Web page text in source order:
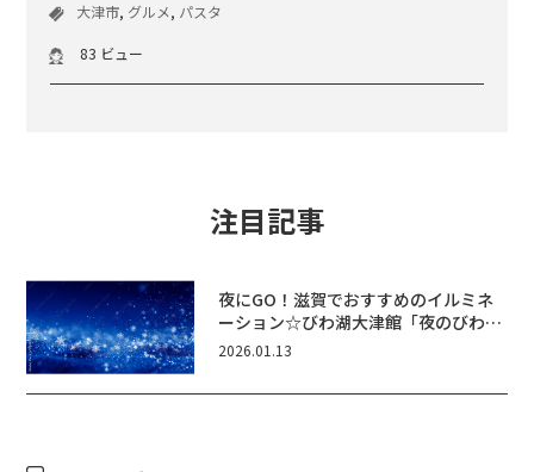
大津市, グルメ, パスタ
83 ビュー
注目記事
夜にGO！滋賀でおすすめのイルミネ
ーション☆びわ湖大津館「夜のびわ湖
に輝くいきものたち」開催！
2026.01.13